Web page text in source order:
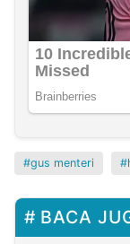
gus menteri
BACA